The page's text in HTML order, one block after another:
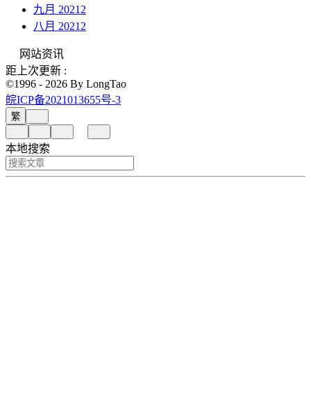
九月 2021 2
八月 2021 2
网站资讯
距上次更新 :
©1996 - 2026 By LongTao
皖ICP备2021013655号-3
繁
本地搜索